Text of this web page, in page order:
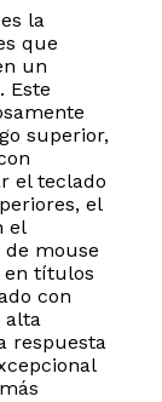
la
que
un
Este
superior,
el teclado
el
el
mouse
en títulos
con
alta
respuesta